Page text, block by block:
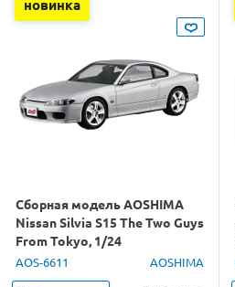
новинка
Сборная модель AOSHIMA
Nissan Silvia S15 The Two Guys
From Tokyo, 1/24
AOS-6611 AOSHIMA